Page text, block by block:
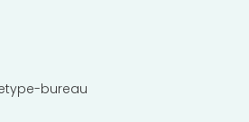
bureau